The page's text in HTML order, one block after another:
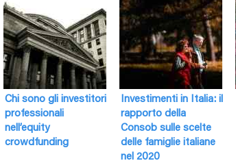
Chi sono gli investitori
professionali
nell’equity
crowdfunding
Investimenti in Italia: il
rapporto della
Consob sulle scelte
delle famiglie italiane
nel 2020